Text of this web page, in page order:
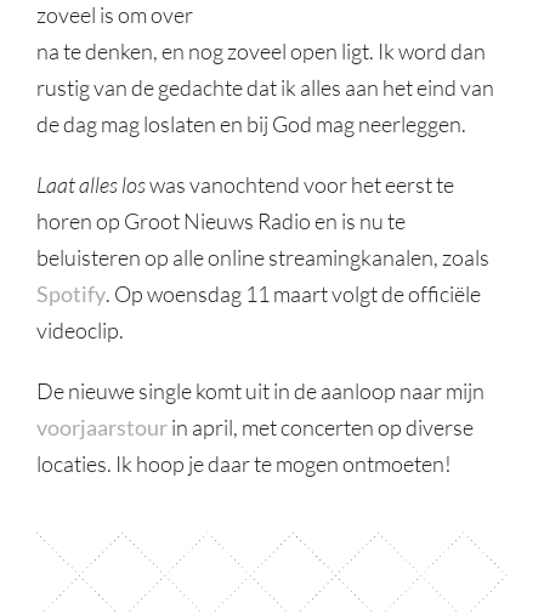
zoveel is om over
na te denken, en nog zoveel open ligt. Ik word dan
rustig van de gedachte dat ik alles aan het eind van
de dag mag loslaten en bij God mag neerleggen.
Laat alles los​was vanochtend voor het eerst te
horen op Groot Nieuws Radio en is nu te
beluisteren op alle online streamingkanalen, zoals
Spotify. Op woensdag 11 maart volgt de officiële
videoclip.
De nieuwe single komt​ ​uit in de aanloop naar mijn
voorjaarstourin april, met concerten op diverse
locaties. Ik hoop je daar te mogen ontmoeten!